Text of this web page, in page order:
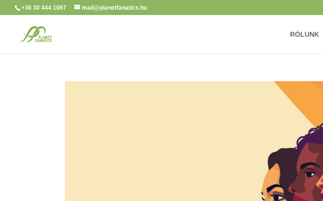
+36 30 444 1067 mail@planetfanatics.hu
RÓLUNK